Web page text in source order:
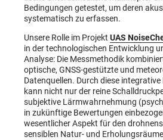
Bedingungen getestet, um deren
systematisch zu erfassen.
Unsere Rolle im Projekt UAS
in der technologischen Entwicklung
Analyse: Die Messmethodik
optische, GNSS-gestützte und
Datenquellen. Durch diese
kann nicht nur der reine
subjektive Lärmwahrnehmung
in zukünftige Bewertungen
wesentlicher Aspekt für den
sensiblen Natur- und